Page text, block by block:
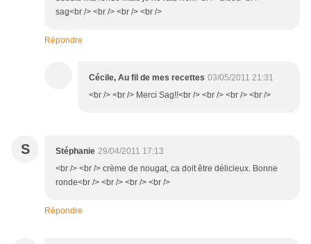
sag<br /> <br /> <br /> <br />
Répondre
Cécile, Au fil de mes recettes 03/05/2011 21:31
<br /> <br /> Merci Sag!!<br /> <br /> <br /> <br />
S Stéphanie 29/04/2011 17:13
<br /> <br /> crème de nougat, ca doit être délicieux. Bonne
ronde<br /> <br /> <br /> <br />
Répondre